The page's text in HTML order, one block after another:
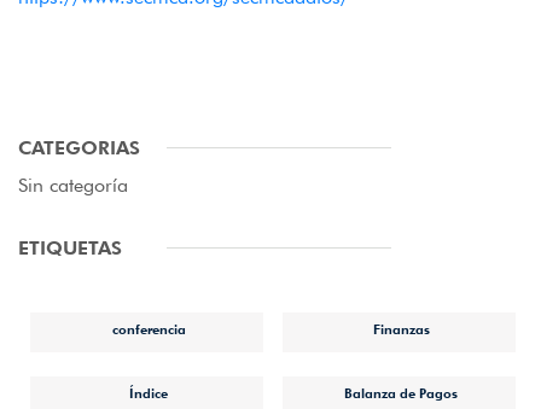
CATEGORIAS
Sin categoría
ETIQUETAS
conferencia Finanzas
Índice Balanza de Pagos